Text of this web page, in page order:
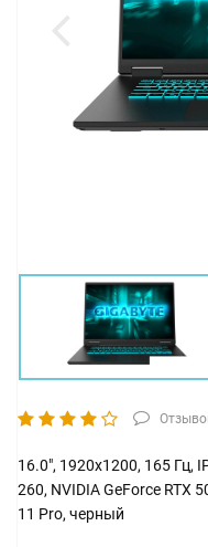
16.0", 1920x1200, 165 Гц,
260, NVIDIA GeForce RTX
11 Pro, черный